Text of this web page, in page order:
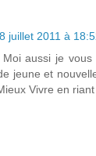
8 juillet 2011 à
Moi aussi je
jeune et
Vivre en